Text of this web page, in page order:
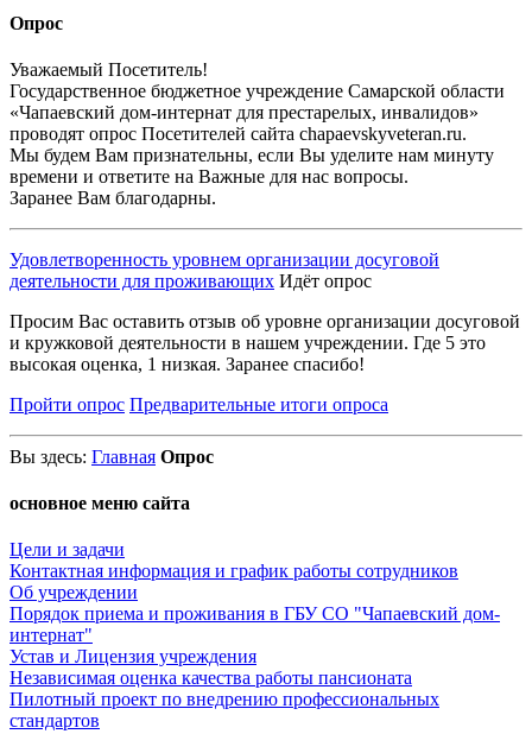
Опрос
Уважаемый Посетитель!
Государственное бюджетное учреждение Самарской области
«Чапаевский дом-интернат для престарелых, инвалидов»
проводят опрос Посетителей сайта chapaevskyveteran.ru.
Мы будем Вам признательны, если Вы уделите нам минуту
времени и ответите на Важные для нас вопросы.
Заранее Вам благодарны.
Удовлетворенность уровнем организации досуговой
деятельности для проживающих Идёт опрос
Просим Вас оставить отзыв об уровне организации досуговой
и кружковой деятельности в нашем учреждении. Где 5 это
высокая оценка, 1 низкая. Заранее спасибо!
Пройти опрос Предварительные итоги опроса
Вы здесь: Главная Опрос
основное меню сайта
Цели и задачи
Контактная информация и график работы сотрудников
Об учреждении
Порядок приема и проживания в ГБУ СО "Чапаевский дом-
интернат"
Устав и Лицензия учреждения
Независимая оценка качества работы пансионата
Пилотный проект по внедрению профессиональных
стандартов